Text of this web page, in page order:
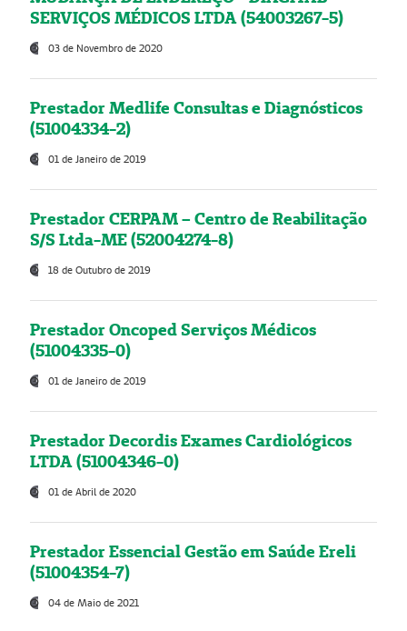
SERVIÇOS MÉDICOS LTDA (54003267-5)
03 de Novembro de 2020
Prestador Medlife Consultas e Diagnósticos
(51004334-2)
01 de Janeiro de 2019
Prestador CERPAM – Centro de Reabilitação
S/S Ltda-ME (52004274-8)
18 de Outubro de 2019
Prestador Oncoped Serviços Médicos
(51004335-0)
01 de Janeiro de 2019
Prestador Decordis Exames Cardiológicos
LTDA (51004346-0)
01 de Abril de 2020
Prestador Essencial Gestão em Saúde Ereli
(51004354-7)
04 de Maio de 2021